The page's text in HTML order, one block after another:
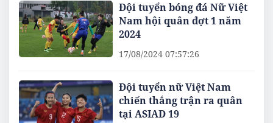
Đội tuyển bóng đá Nữ Việt
Nam hội quân đợt 1 năm
2024
17/08/2024 07:57:26
Đội tuyển nữ Việt Nam
chiến thắng trận ra quân
tại ASIAD 19